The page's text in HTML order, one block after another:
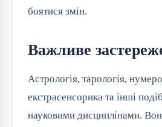
боятися змін.
Важливе
Астрологія, тарологія,
екстрасенсорика та інші
науковими дисциплінами.